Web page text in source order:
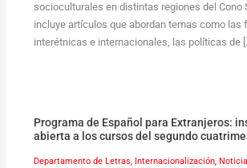
socioculturales en distintas regiones del Cono
incluye artículos que abordan temas como las
interétnicas e internacionales, las políticas de
Programa de Español para Extranjeros:
abierta a los cursos del segundo
Departamento de Letras, Internacionalización,